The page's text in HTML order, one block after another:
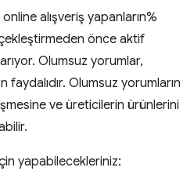
alışveriş yapanların%
önce aktif
Olumsuz yorumlar,
Olumsuz yorumların
ve üreticilerin ürünlerini
yapabilecekleriniz: